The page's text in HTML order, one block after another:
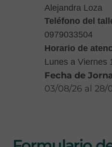
Alejandra Loza
Teléfono del
0979033504
Horario de
Lunes a Viernes
Fecha de
03/08/26 al 28/